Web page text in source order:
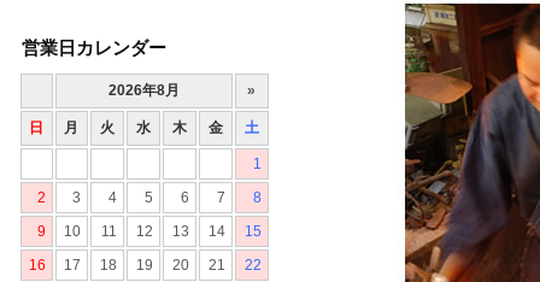
営業日カレンダー